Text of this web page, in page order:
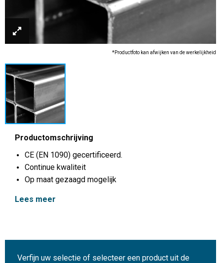
*Productfoto kan afwijken van de werkelijkheid
Productomschrijving
CE (EN 1090) gecertificeerd.
Continue kwaliteit
Op maat gezaagd mogelijk
Lees meer
Verfijn uw selectie of selecteer een product uit de